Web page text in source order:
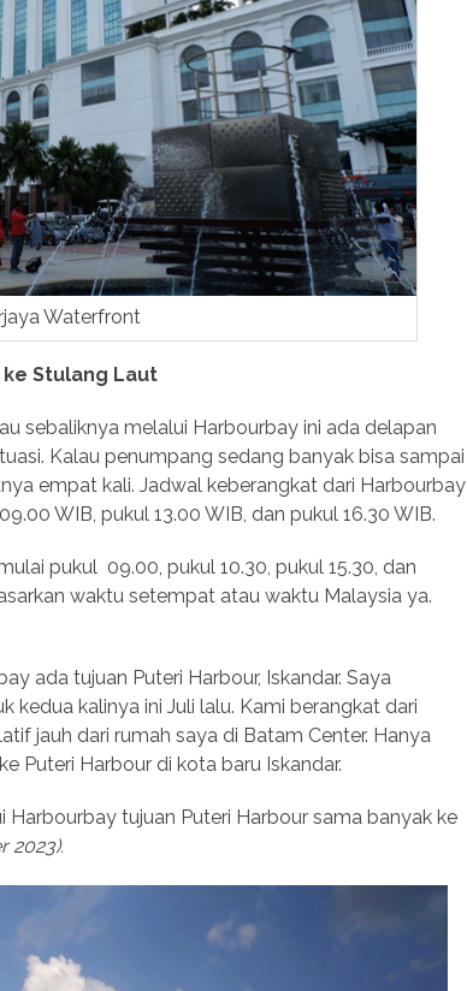
Waterfront
Stulang Laut
sebaliknya melalui Harbourbay ini ada delapan
Kalau penumpang sedang banyak bisa sampai
empat kali. Jadwal keberangkat dari Harbourbay
WIB, pukul 13.00 WIB, dan pukul 16.30 WIB.
pukul 09.00, pukul 10.30, pukul 15.30, dan
waktu setempat atau waktu Malaysia ya.
ada tujuan Puteri Harbour, Iskandar. Saya
kedua kalinya ini Juli lalu. Kami berangkat dari
jauh dari rumah saya di Batam Center. Hanya
Puteri Harbour di kota baru Iskandar.
tujuan Puteri Harbour sama banyak ke
2023).